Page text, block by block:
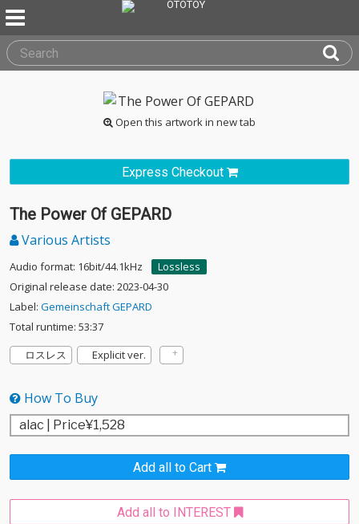
Open this artwork in new tab
Express Checkout
The Power Of GEPARD
Various Artists
Audio format: 16bit/44.1kHz
Lossless
Original release date: 2023-04-30
Label: Gemeinschaft GEPARD
Total runtime: 53:37
ロスレス
Explicit ver.
How To Buy
Add all to Cart
Add all to INTEREST